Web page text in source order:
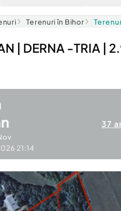
Terenuri în Bihor
| DERNA -TRIA |
21:14
37